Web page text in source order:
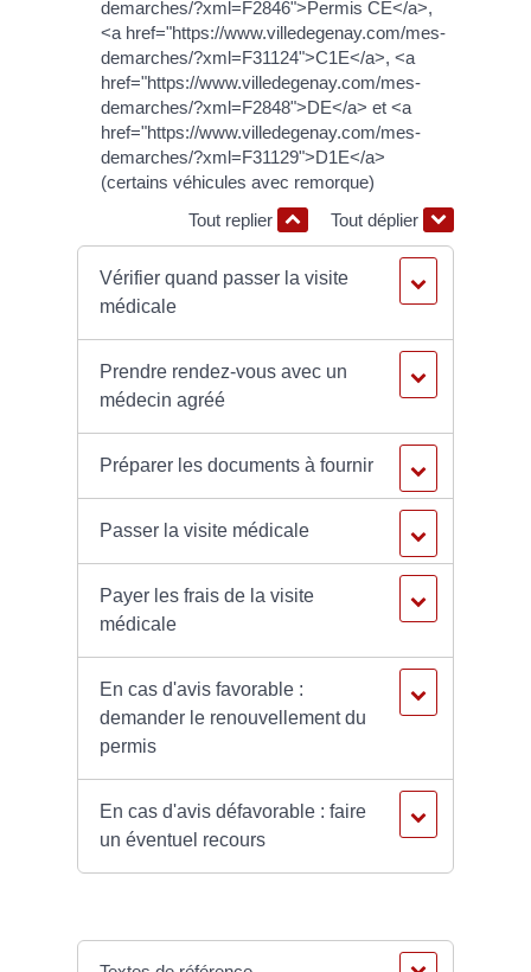
demarches/?xml=F2846">Permis CE</a>,
<a href="https://www.villedegenay.com/mes-
demarches/?xml=F31124">C1E</a>, <a
href="https://www.villedegenay.com/mes-
demarches/?xml=F2848">DE</a> et <a
href="https://www.villedegenay.com/mes-
demarches/?xml=F31129">D1E</a>
(certains véhicules avec remorque)
Tout replier
Tout déplier
Vérifier quand passer la visite
médicale
Prendre rendez-vous avec un
médecin agréé
Préparer les documents à fournir
Passer la visite médicale
Payer les frais de la visite
médicale
En cas d'avis favorable :
demander le renouvellement du
permis
En cas d'avis défavorable : faire
un éventuel recours